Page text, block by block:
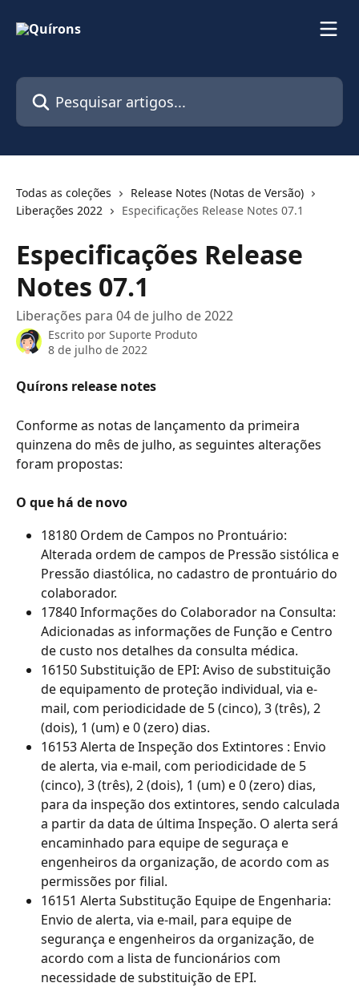
Pesquisar artigos...
Todas as coleções
Release Notes (Notas de Versão)
Liberações 2022
Especificações Release Notes 07.1
Especificações Release
Notes 07.1
Liberações para 04 de julho de 2022
Escrito por Suporte Produto
8 de julho de 2022
Quírons release notes
Conforme as notas de lançamento da primeira
quinzena do mês de julho, as seguintes alterações
foram propostas:
O que há de novo
18180 Ordem de Campos no Prontuário:
Alterada ordem de campos de Pressão sistólica e
Pressão diastólica, no cadastro de prontuário do
colaborador.
17840 Informações do Colaborador na Consulta:
Adicionadas as informações de Função e Centro
de custo nos detalhes da consulta médica.
16150 Substituição de EPI: Aviso de substituição
de equipamento de proteção individual, via e-
mail, com periodicidade de 5 (cinco), 3 (três), 2
(dois), 1 (um) e 0 (zero) dias.
16153 Alerta de Inspeção dos Extintores : Envio
de alerta, via e-mail, com periodicidade de 5
(cinco), 3 (três), 2 (dois), 1 (um) e 0 (zero) dias,
para da inspeção dos extintores, sendo calculada
a partir da data de última Inspeção. O alerta será
encaminhado para equipe de seguraça e
engenheiros da organização, de acordo com as
permissões por filial.
16151 Alerta Substitução Equipe de Engenharia:
Envio de alerta, via e-mail, para equipe de
segurança e engenheiros da organização, de
acordo com a lista de funcionários com
necessidade de substituição de EPI.